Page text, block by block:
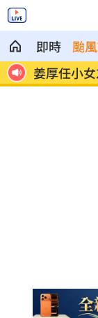
即時 颱
人
姜厚任小
議